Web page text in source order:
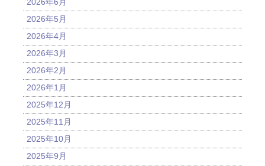
2026年6月
2026年5月
2026年4月
2026年3月
2026年2月
2026年1月
2025年12月
2025年11月
2025年10月
2025年9月